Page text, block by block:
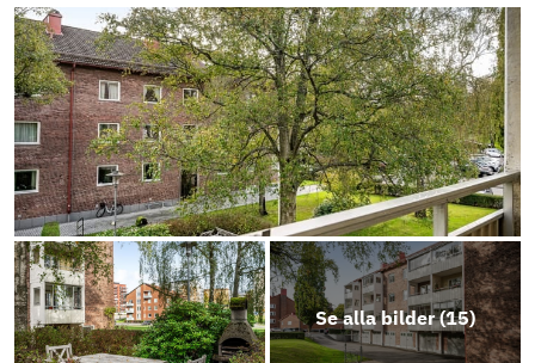
Årsredovisning 2024
Energideklaration
Stadgar 2024
Objektsbeskrivning
Se alla bilder (15)